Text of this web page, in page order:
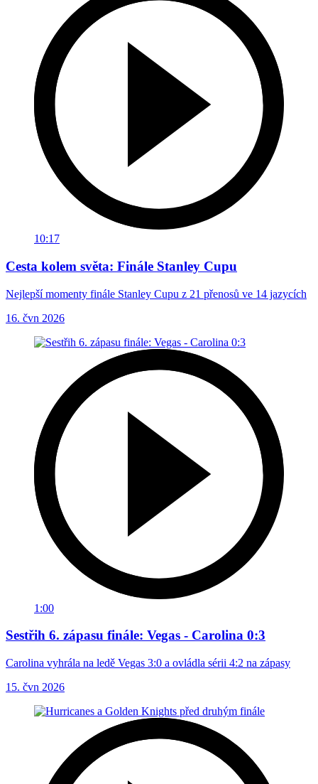
10:17
Cesta kolem světa: Finále Stanley Cupu
Nejlepší momenty finále Stanley Cupu z 21 přenosů ve 14 jazycích
16. čvn 2026
1:00
Sestřih 6. zápasu finále: Vegas - Carolina 0:3
Carolina vyhrála na ledě Vegas 3:0 a ovládla sérii 4:2 na zápasy
15. čvn 2026